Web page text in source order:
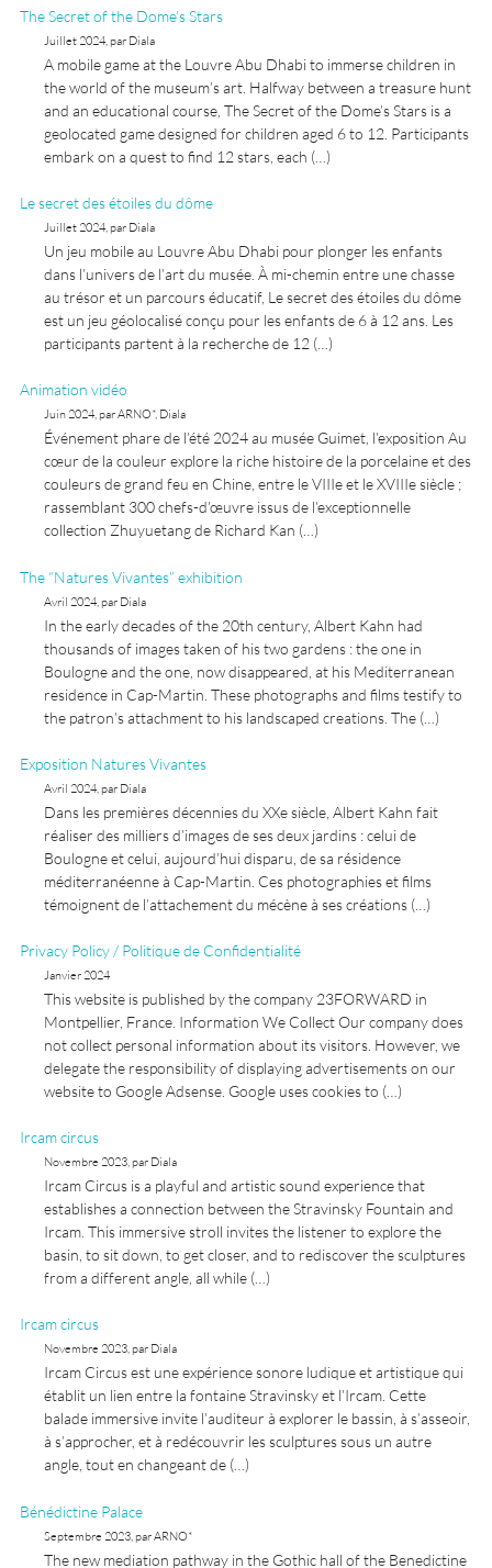
The Secret of the Dome’s Stars
Juillet 2024, par Diala
A mobile game at the Louvre Abu Dhabi to immerse children in
the world of the museum’s art. Halfway between a treasure hunt
and an educational course, The Secret of the Dome’s Stars is a
geolocated game designed for children aged 6 to 12. Participants
embark on a quest to find 12 stars, each (…)
Le secret des étoiles du dôme
Juillet 2024, par Diala
Un jeu mobile au Louvre Abu Dhabi pour plonger les enfants
dans l’univers de l’art du musée. À mi-chemin entre une chasse
au trésor et un parcours éducatif, Le secret des étoiles du dôme
est un jeu géolocalisé conçu pour les enfants de 6 à 12 ans. Les
participants partent à la recherche de 12 (…)
Animation vidéo
Juin 2024, par ARNO*, Diala
Événement phare de l’été 2024 au musée Guimet, l’exposition Au
cœur de la couleur explore la riche histoire de la porcelaine et des
couleurs de grand feu en Chine, entre le VIIIe et le XVIIIe siècle ;
rassemblant 300 chefs-d’œuvre issus de l’exceptionnelle
collection Zhuyuetang de Richard Kan (…)
The “Natures Vivantes” exhibition
Avril 2024, par Diala
In the early decades of the 20th century, Albert Kahn had
thousands of images taken of his two gardens : the one in
Boulogne and the one, now disappeared, at his Mediterranean
residence in Cap-Martin. These photographs and films testify to
the patron’s attachment to his landscaped creations. The (…)
Exposition Natures Vivantes
Avril 2024, par Diala
Dans les premières décennies du XXe siècle, Albert Kahn fait
réaliser des milliers d’images de ses deux jardins : celui de
Boulogne et celui, aujourd’hui disparu, de sa résidence
méditerranéenne à Cap-Martin. Ces photographies et films
témoignent de l’attachement du mécène à ses créations (…)
Privacy Policy / Politique de Confidentialité
Janvier 2024
This website is published by the company 23FORWARD in
Montpellier, France. Information We Collect Our company does
not collect personal information about its visitors. However, we
delegate the responsibility of displaying advertisements on our
website to Google Adsense. Google uses cookies to (…)
Ircam circus
Novembre 2023, par Diala
Ircam Circus is a playful and artistic sound experience that
establishes a connection between the Stravinsky Fountain and
Ircam. This immersive stroll invites the listener to explore the
basin, to sit down, to get closer, and to rediscover the sculptures
from a different angle, all while (…)
Ircam circus
Novembre 2023, par Diala
Ircam Circus est une expérience sonore ludique et artistique qui
établit un lien entre la fontaine Stravinsky et l’Ircam. Cette
balade immersive invite l’auditeur à explorer le bassin, à s’asseoir,
à s’approcher, et à redécouvrir les sculptures sous un autre
angle, tout en changeant de (…)
Bénédictine Palace
Septembre 2023, par ARNO*
The new mediation pathway in the Gothic hall of the Benedictine